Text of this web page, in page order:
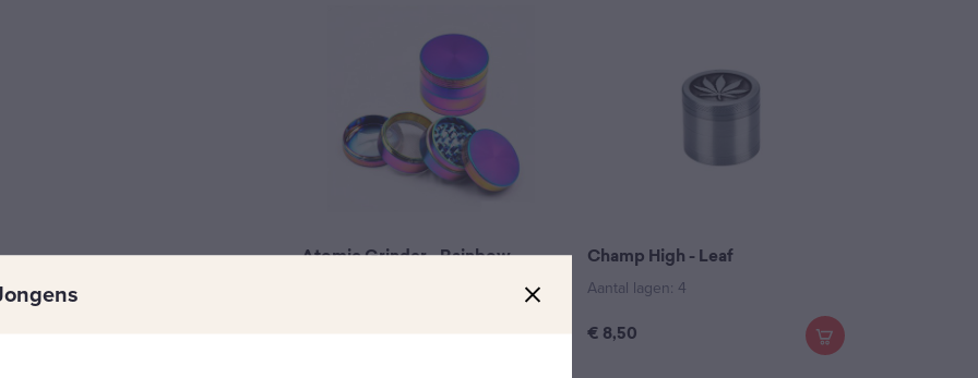
Atomic Grinder - Rainbow Champ High - Leaf
Aantal lagen: 4
€ 8,50